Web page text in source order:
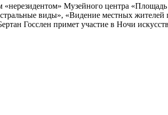
Музейного центра
виды», «Видение местных
Госслен примет участие в Ночи